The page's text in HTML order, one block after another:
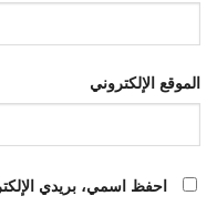
الموقع الإلكتروني
احفظ اسمي، بريدي